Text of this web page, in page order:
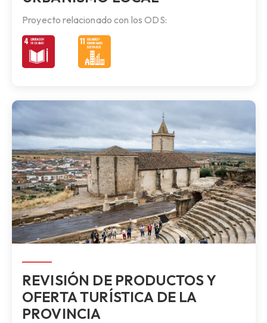
Proyecto relacionado con los ODS:
REVISIÓN DE PRODUCTOS Y
OFERTA TURÍSTICA DE LA
PROVINCIA